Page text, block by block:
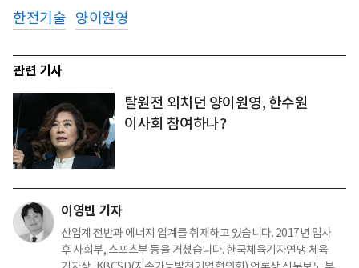
한전기술 양이원영
관련 기사
탈원전 외치던 양이원영, 한수원
이사회 참여하나?
이영빈 기자
산업계 전반과 에너지 업계를 취재하고 있습니다. 2017년 입사
후 사회부, 스포츠부 등을 거쳤습니다. 한국체육기자연맹 체육